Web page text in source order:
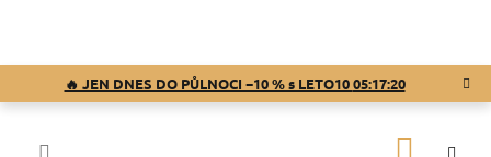
🔥 JEN DNES DO PŮLNOCI −10 % s LETO1005:17:19